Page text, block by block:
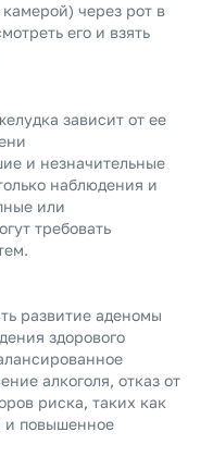
через рот в
его и взять
зависит от ее
и незначительные
наблюдения и
или
требовать
развитие аденомы
здорового
алкоголя, отказ от
риска, таких как
и повышенное